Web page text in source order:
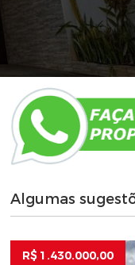
Algumas
R$ 1.430.000,00